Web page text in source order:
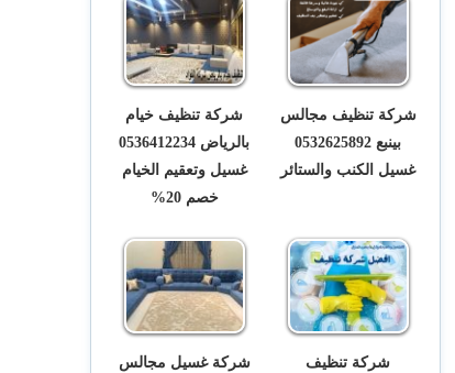
شركة تنظيف مجالس
بينبع 0532625892
غسيل الكنب والستائر
شركة تنظيف خيام
بالرياض 0536412234
غسيل وتعقيم الخيام
خصم 20%
شركة تنظيف
شركة غسيل مجالس